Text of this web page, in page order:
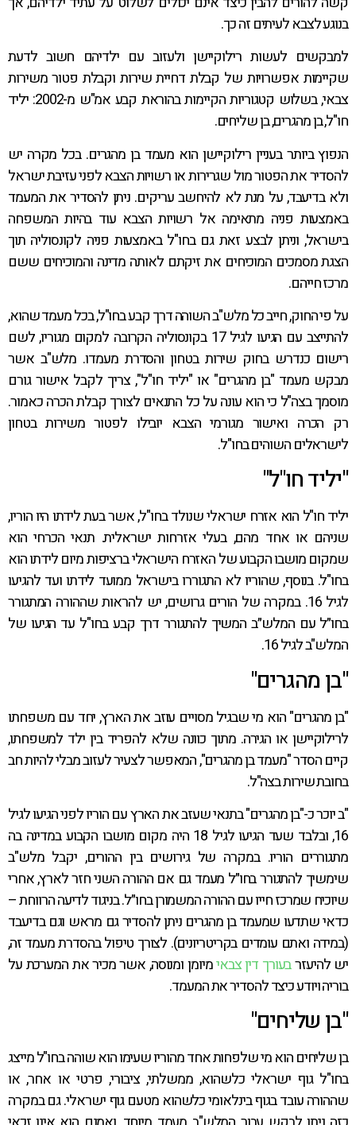
בנוגע לצבא לעיתים זה כך.
למבקשים לעשות רילוקיישן ולעזוב עם ילדיהם חשוב לדעת
שקיימות אפשרויות של קבלת דחיית שירות וקבלת פטור משירות
צבאי, בשלוש קטגוריות הקיימות בהוראת קבע אמ"ש מ-2002: יליד
חו"ל, בן מהגרים, בן שליחים.
הנפוץ ביותר בעניין רילוקיישן הוא מעמד בן מהגרים. בכל מקרה יש
להסדיר את הפטור מול שגרירות או רשויות הצבא לפני עזיבת ישראל
ולא בדיעבד, על מנת לא להיחשב עריקים. ניתן להסדיר את המעמד
באמצעות פניה מתאימה אל רשויות הצבא עוד בהיות המשפחה
בישראל, וניתן לבצע זאת גם בחו"ל באמצעות פניה לקונסוליה תוך
הצגת מסמכים המוכיחים את זיקתם לאותה מדינה והמוכיחים ששם
מרכז חייהם.
על פי החוק, חייב כל מלש"ב השוהה דרך קבע בחו"ל, בכל מעמד שהוא,
להתייצב עם הגיעו לגיל 17 בקונסוליה הקרובה למקום מגוריו, לשם
רישום כנדרש בחוק שירות בטחון והסדרת מעמדו. מלש"ב אשר
מבקש מעמד "בן מהגרים" או "יליד חו"ל", צריך לקבל אישור גורם
מוסמך בצה"ל כי הוא עונה על כל התנאים לצורך קבלת הכרה כאמור.
רק הכרה ואישור מגורמי הצבא יובילו לפטור משירות בטחון
לישראלים השוהים בחו"ל.
"יליד חו"ל"
יליד חו"ל הוא אזרח ישראלי שנולד בחו"ל, אשר בעת לידתו היו הוריו,
שניהם או אחד מהם, בעלי אזרחות ישראלית. תנאי הכרחי הוא
שמקום מושבו הקבוע של האזרח הישראלי ברציפות מיום לידתו הוא
בחו"ל. בנוסף, שהוריו לא התגוררו בישראל ממועד לידתו ועד להגיעו
לגיל 16. במקרה של הורים גרושים, יש להראות שההורה המתגורר
בחו״ל עם המלש״ב המשיך להתגורר דרך קבע בחו"ל עד הגיעו של
המלש"ב לגיל 16.
"בן מהגרים"
"בן מהגרים" הוא מי שבגיל מסויים עוזב את הארץ, יחד עם משפחתו
לרילוקיישן או הגירה. מתוך כוונה שלא להפריד בין ילד למשפחתו,
קיים הסדר "מעמד בן מהגרים", המאפשר לצעיר לעזוב מבלי להיות חב
בחובת שירות בצה"ל.
"ב יוכר כ-"בן מהגרים" בתנאי שעזב את הארץ עם הוריו לפני הגיעו לגיל
16, ובלבד שעד הגיעו לגיל 18 היה מקום מושבו הקבוע במדינה בה
מתגוררים הוריו. במקרה של גירושים בין ההורים, יקבל מלש"ב
שימשיך להתגורר בחו״ל מעמד גם אם ההורה השני חזר לארץ, אחרי
שיוכיח שמרכז חייו עם ההורה המשמורן בחו״ל. בניגוד לדיעה הרווחת –
כדאי שתדעו שמעמד בן מהגרים ניתן להסדיר גם מראש וגם בדיעבד
(במידה ואתם עומדים בקריטריונים). לצורך טיפול בהסדרת מעמד זה,
יש להיעזרבעורך דין צבאימיומן ומנוסה, אשר מכיר את המערכת על
בוריה ויודע כיצד להסדיר את המעמד.
"בן שליחים"
בן שליחים הוא מי שלפחות אחד מהוריו שעימו הוא שוהה בחו"ל מייצג
בחו"ל גוף ישראלי כלשהוא, ממשלתי, ציבורי, פרטי או אחר, או
שההורה עובד בגוף בינלאומי כלשהוא מטעם גוף ישראלי. גם במקרה